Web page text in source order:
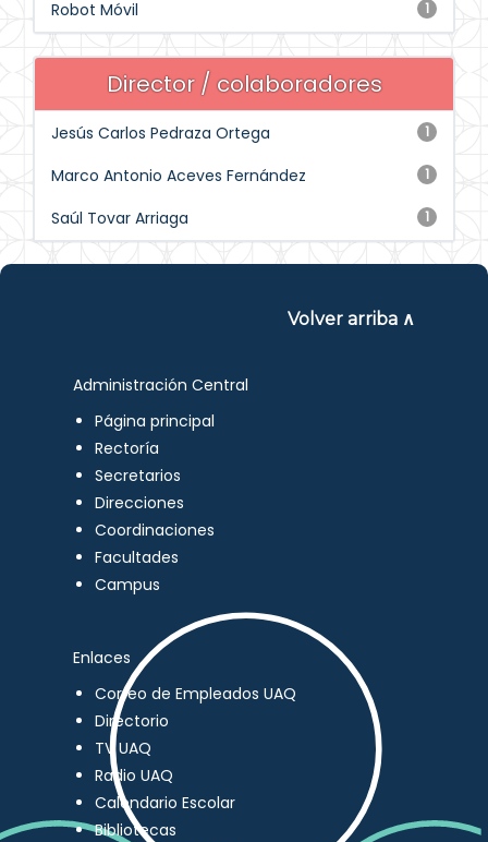
1
Robot Móvil
Director / colaboradores
1
Jesús Carlos Pedraza Ortega
1
Marco Antonio Aceves Fernández
1
Saúl Tovar Arriaga
Volver arriba ∧
Administración Central
Página principal
Rectoría
Secretarios
Direcciones
Coordinaciones
Facultades
Campus
Enlaces
Correo de Empleados UAQ
Directorio
TV UAQ
Radio UAQ
Calendario Escolar
Bibliotecas